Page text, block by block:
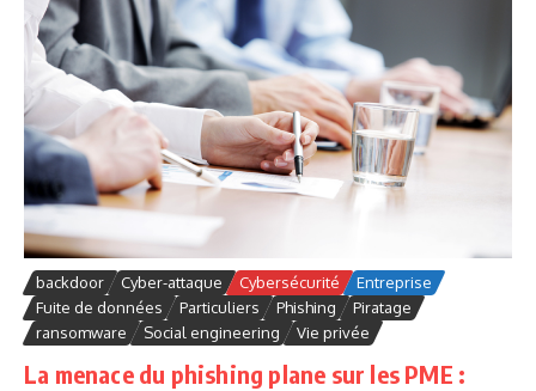
backdoor Cyber-attaque Cybersécurité
Entreprise
Fuite de données
Particuliers Phishing
Piratage
ransomware
Social engineering Vie privée
La menace du phishing plane sur les PME :